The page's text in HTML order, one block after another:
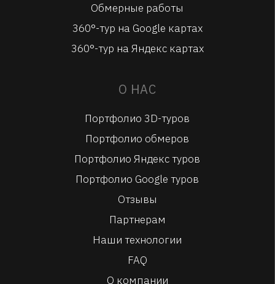
Обмерные работы
360°-тур на Google картах
360°-тур на Яндекс картах
О НАС
Портфолио 3D-туров
Портфолио обмеров
Портфолио Яндекс туров
Портфолио Google туров
Отзывы
Партнерам
Наши технологии
FAQ
О компании